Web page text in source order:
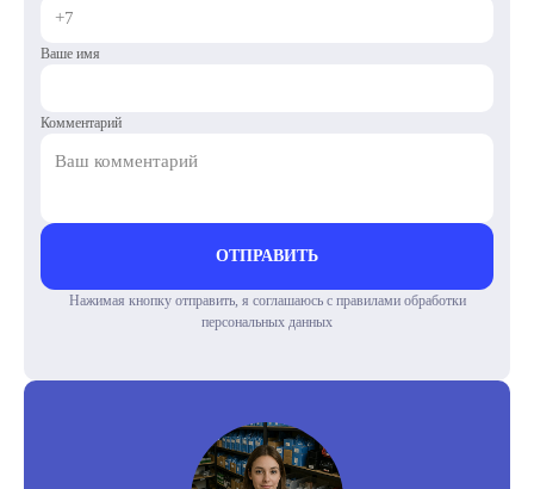
Ваше имя
Комментарий
ОТПРАВИТЬ
Нажимая кнопку отправить, я соглашаюсь с правилами обработки
персональных данных